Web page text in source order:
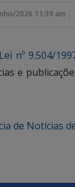
2026 11:39 am
Lei nº 9.504/
e
de Notícias